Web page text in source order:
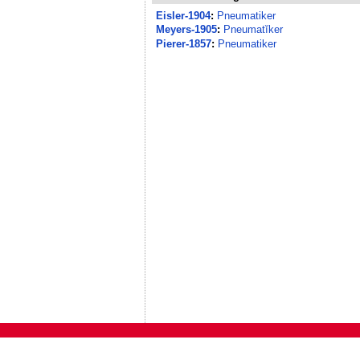
Eisler-1904: Pneumatiker
Meyers-1905: Pneumatĭker
Pierer-1857: Pneumatiker